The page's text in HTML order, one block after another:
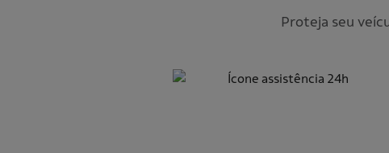
Proteja seu